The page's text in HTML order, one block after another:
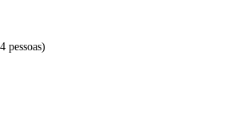
pessoas)